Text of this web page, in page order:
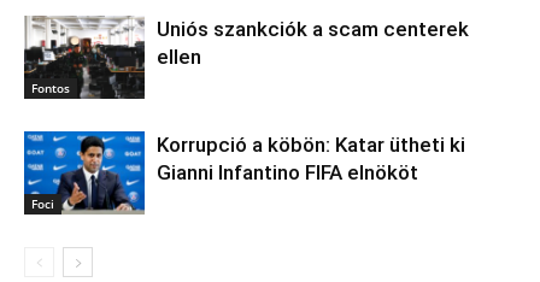
Fontos
Uniós szankciók a scam centerek
ellen
Foci
Korrupció a köbön: Katar ütheti ki
Gianni Infantino FIFA elnököt